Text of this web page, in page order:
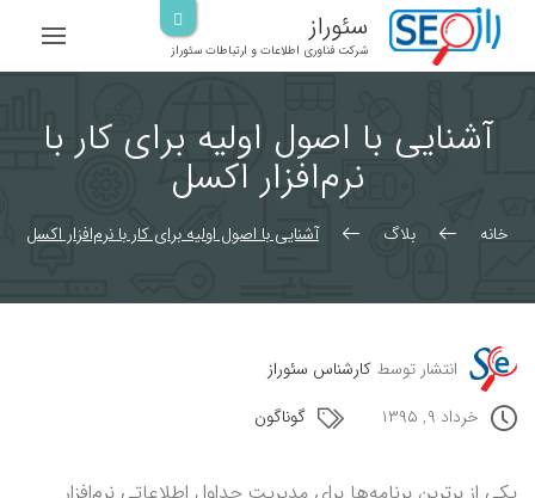
سئوراز
شرکت فناوری اطلاعات و ارتباطات سئوراز
آشنایی با اصول اولیه برای کار با
نرم‌افزار اکسل
خانه بلاگ آشنایی با اصول اولیه برای کار با نرم‌افزار اکسل
انتشار توسط کارشناس سئوراز
خرداد ۹, ۱۳۹۵
گوناگون